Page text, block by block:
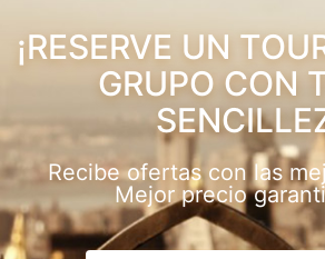
¡RESERVE UN
GRUPO CON
Recibe ofertas con las
Mejor precio